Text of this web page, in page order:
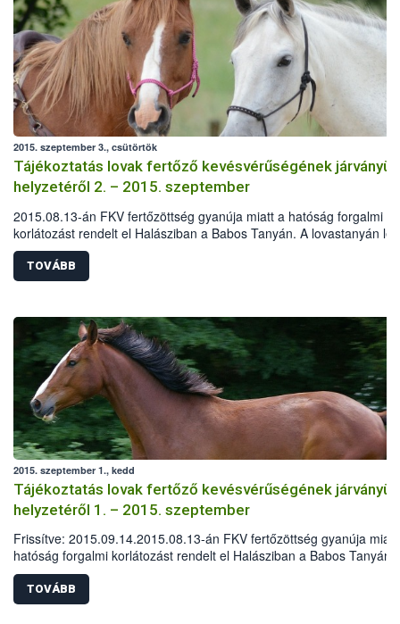
2015. szeptember 3., csütörtök
Tájékoztatás lovak fertőző kevésvérűségének
helyzetéről 2. – 2015. szeptember
2015.08.13-án FKV fertőzöttség gyanúja miatt a hatóság forgalmi
korlátozást rendelt el Halásziban a Babos Tanyán. A lovastanyán
pozitív eredményének kézhezvételét követően az intézkedések
haladéktalanul megkezdődtek.
TOVÁBB
2015. szeptember 1., kedd
Tájékoztatás lovak fertőző kevésvérűségének
helyzetéről 1. – 2015. szeptember
Frissítve: 2015.09.14.2015.08.13-án FKV fertőzöttség gyanúja
hatóság forgalmi korlátozást rendelt el Halásziban a Babos Tanyán.
lovastanyán lévő ló pozitív eredményének kézhezvételét követően
intézkedések haladéktalanul megkezdődtek.
TOVÁBB